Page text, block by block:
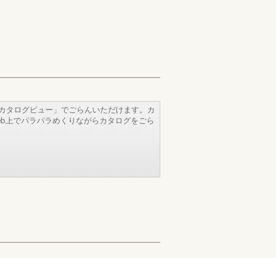
タログビュー」でごらんいただけます。カ
上でパラパラめくりながらカタログをごら